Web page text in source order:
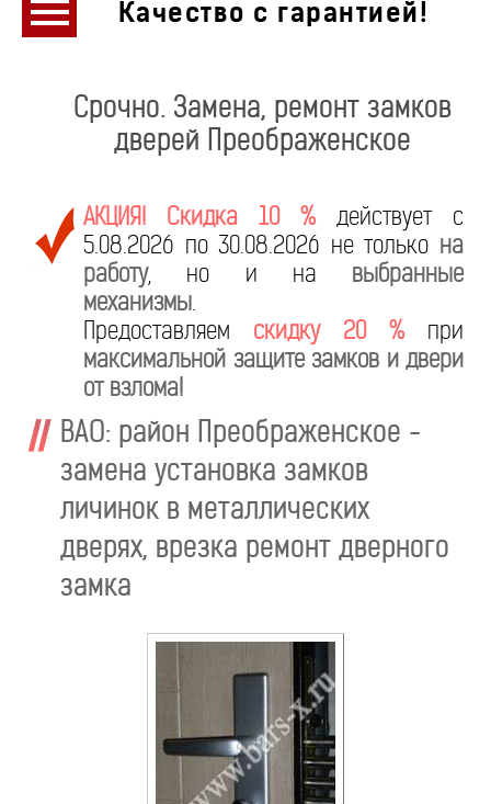
Качество с гарантией!
Срочно. Замена, ремонт замков
дверей Преображенское
АКЦИЯ! Скидка 10 % действует с
5.08.2026 по 30.08.2026 не только на
работу, но и на выбранные
механизмы.
Предоставляем скидку 20 % при
максимальной защите замков и двери
от взлома!
ВАО: район Преображенское -
замена установка замков
личинок в металлических
дверях, врезка ремонт дверного
замка